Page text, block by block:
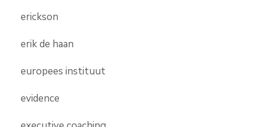
erickson
erik de haan
europees instituut
evidence